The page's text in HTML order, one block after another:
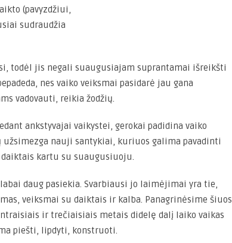
(pavyzdžiui,
sudraudžia
todėl jis negali suaugusiajam suprantamai išreikšti
nes vaiko veiksmai pasidarė jau gana
vadovauti, reikia žodžių.
ankstyvajai vaikystei, gerokai padidina vaiko
nauji santykiai, kuriuos galima pavadinti
daiktais kartu su suaugusiuoju.
daug pasiekia. Svarbiausi jo laimėjimai yra tie,
veiksmai su daiktais ir kalba. Panagrinėsime šiuos
ir trečiaisiais metais didelę dalį laiko vaikas
piešti, lipdyti, konstruoti.